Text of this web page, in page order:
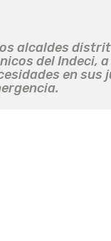
alcaldes
del Indeci,
en sus